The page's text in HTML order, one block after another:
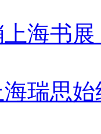
海书
瑞思